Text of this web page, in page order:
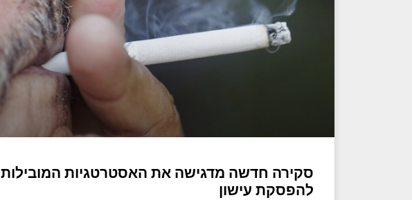
סקירה חדשה מדגישה את האסטרטגיות המובילות
להפסקת עישון